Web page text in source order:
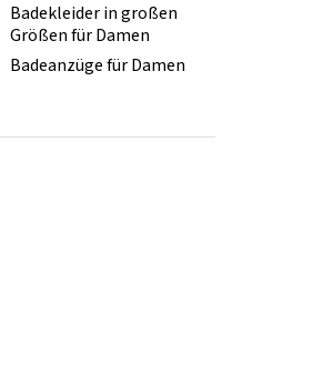
Badekleider in großen
Größen für Damen
Badeanzüge für Damen